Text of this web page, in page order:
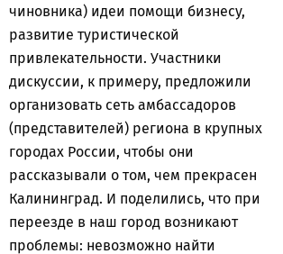
чиновника) идеи помощи бизнесу,
развитие туристической
привлекательности. Участники
дискуссии, к примеру, предложили
организовать сеть амбассадоров
(представителей) региона в крупных
городах России, чтобы они
рассказывали о том, чем прекрасен
Калининград. И поделились, что при
переезде в наш город возникают
проблемы: невозможно найти